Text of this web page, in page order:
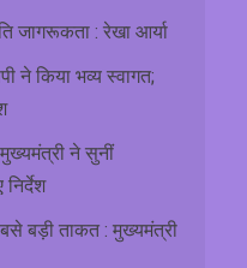
जागरूकता : रेखा आर्या
ने किया भव्य स्वागत;
ने सुनीं
बड़ी ताकत : मुख्यमंत्री